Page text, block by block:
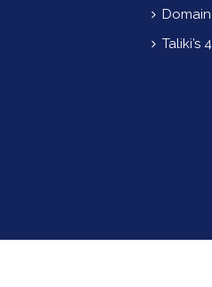
Taliki’s